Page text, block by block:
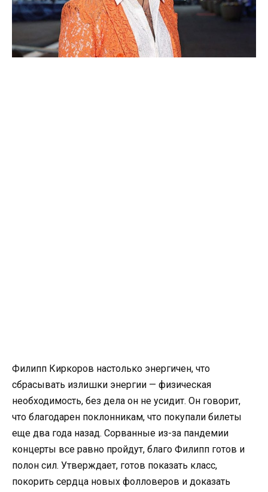
Филипп Киркоров настолько энергичен, что
сбрасывать излишки энергии — физическая
необходимость, без дела он не усидит. Он говорит,
что благодарен поклонникам, что покупали билеты
еще два года назад. Сорванные из-за пандемии
концерты все равно пройдут, благо Филипп готов и
полон сил. Утверждает, готов показать класс,
покорить сердца новых фолловеров и доказать